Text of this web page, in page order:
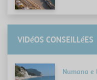
VIDéOS CONSEILLéES
Numana e